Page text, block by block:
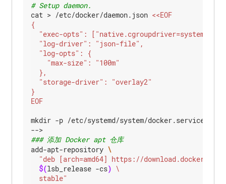
您
的
集
群
以
自
管
控
平
# Setup daemon.
cat > /etc/docker/daemon.json
<<EOF
EOF
mkdir -p /etc/systemd/system/docker.service.d
-->
### 添加 Docker apt 仓库
add-apt-repository
\
$(lsb_release -cs)
  stable"